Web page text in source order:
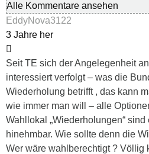
Alle Kommentare ansehen
EddyNova3122
3 Jahre her
Seit TE sich der Angelegenheit
interessiert verfolgt – was die
Wiederholung betrifft , das kann
wie immer man will – alle
Wahllokal „Wiederholungen“
hinehmbar. Wie sollte denn die
Wer wäre wahlberechtigt ? Völlig